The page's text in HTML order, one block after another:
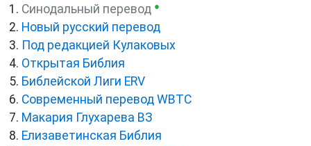
Синодальный перевод ●
Новый русский перевод
Под редакцией Кулаковых
Открытая Библия
Библейской Лиги ERV
Cовременный перевод WBTC
Макария Глухарева ВЗ
Елизаветинская Библия